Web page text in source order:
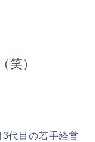
笑）
代目の若手経営